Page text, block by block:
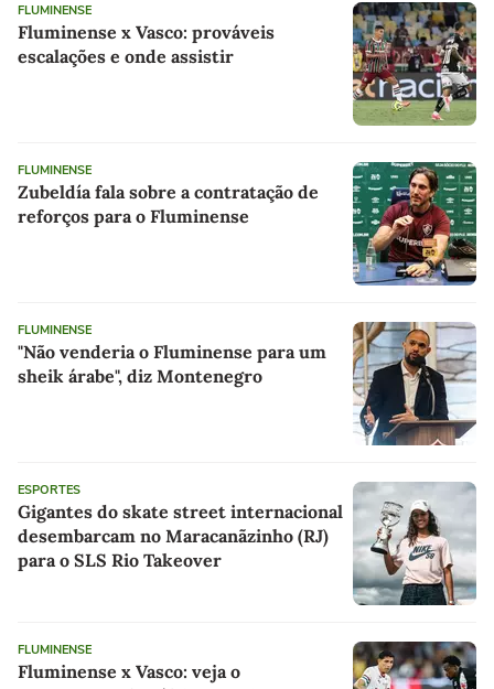
FLUMINENSE
Fluminense x Vasco: prováveis
escalações e onde assistir
FLUMINENSE
Zubeldía fala sobre a contratação de
reforços para o Fluminense
FLUMINENSE
"Não venderia o Fluminense para um
sheik árabe", diz Montenegro
ESPORTES
Gigantes do skate street internacional
desembarcam no Maracanãzinho (RJ)
para o SLS Rio Takeover
FLUMINENSE
Fluminense x Vasco: veja o